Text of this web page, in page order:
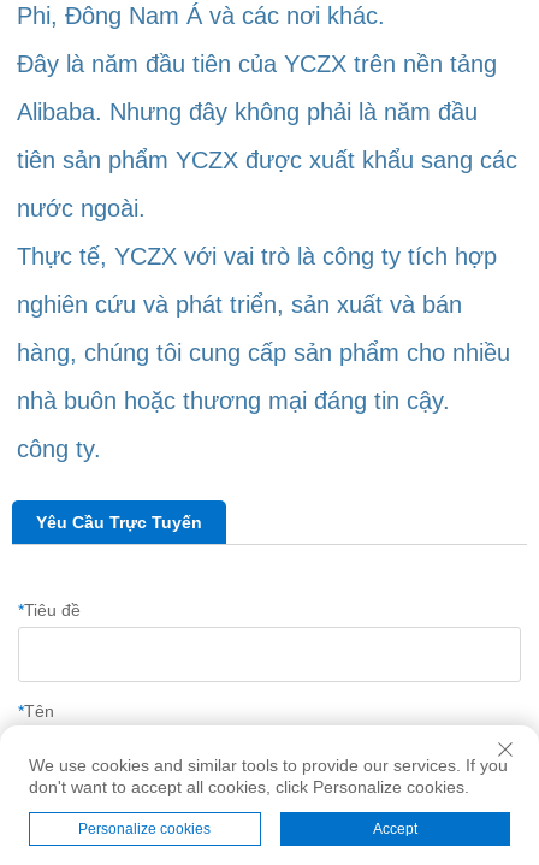
Phi, Đông Nam Á và các nơi khác.
Đây là năm đầu tiên của YCZX trên nền tảng
Alibaba. Nhưng đây không phải là năm đầu
tiên sản phẩm YCZX được xuất khẩu sang các
nước ngoài.
Thực tế, YCZX với vai trò là công ty tích hợp
nghiên cứu và phát triển, sản xuất và bán
hàng, chúng tôi cung cấp sản phẩm cho nhiều
nhà buôn hoặc thương mại đáng tin cậy.
công ty.
Yêu Cầu Trực Tuyến
*Tiêu đề
*Tên
Email
Trang Chủ
We use cookies and similar tools to provide our services. If you
don't want to accept all cookies, click Personalize cookies.
Personalize cookies Accept